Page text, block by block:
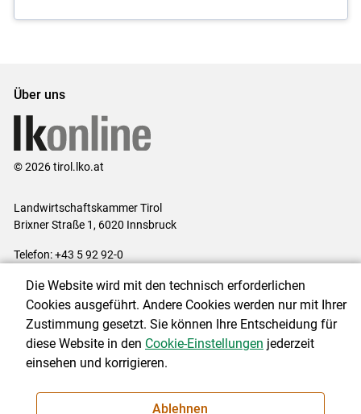
Über uns
© 2026 tirol.lko.at
Landwirtschaftskammer Tirol
Brixner Straße 1, 6020 Innsbruck
Telefon: +43 5 92 92-0
Impressum|Kontakt|Datenschutzerklärung|Barrierefreiheit|
Cookie-Einstellungen
NEWSLETTER
Die Website wird mit den technisch erforderlichen
Cookies ausgeführt. Andere Cookies werden nur mit Ihrer
Zustimmung gesetzt. Sie können Ihre Entscheidung für
diese Website in den Cookie-Einstellungen jederzeit
einsehen und korrigieren.
Ablehnen